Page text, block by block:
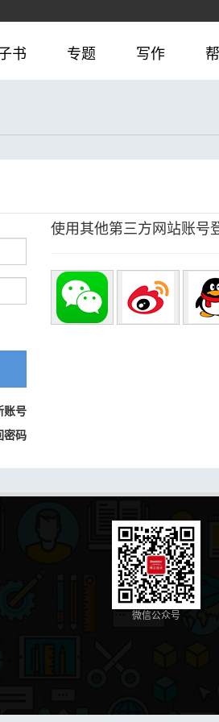
书 专题 写作
账号
密码
使用其他第三方网站账号
微信公众号